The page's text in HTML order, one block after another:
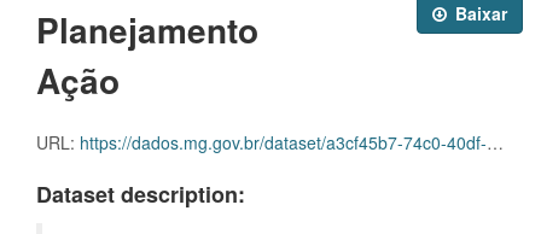
Baixar
Planejamento
Ação
URL: https://dados.mg.gov.br/dataset/a3cf45b7-74c0-40df-b1bb-5eb0dc507ef3/resource/d26e633e-b566-4f60-ae0c-078032ee15ae/download/fl_plan_acao.csv.gz
Dataset description: